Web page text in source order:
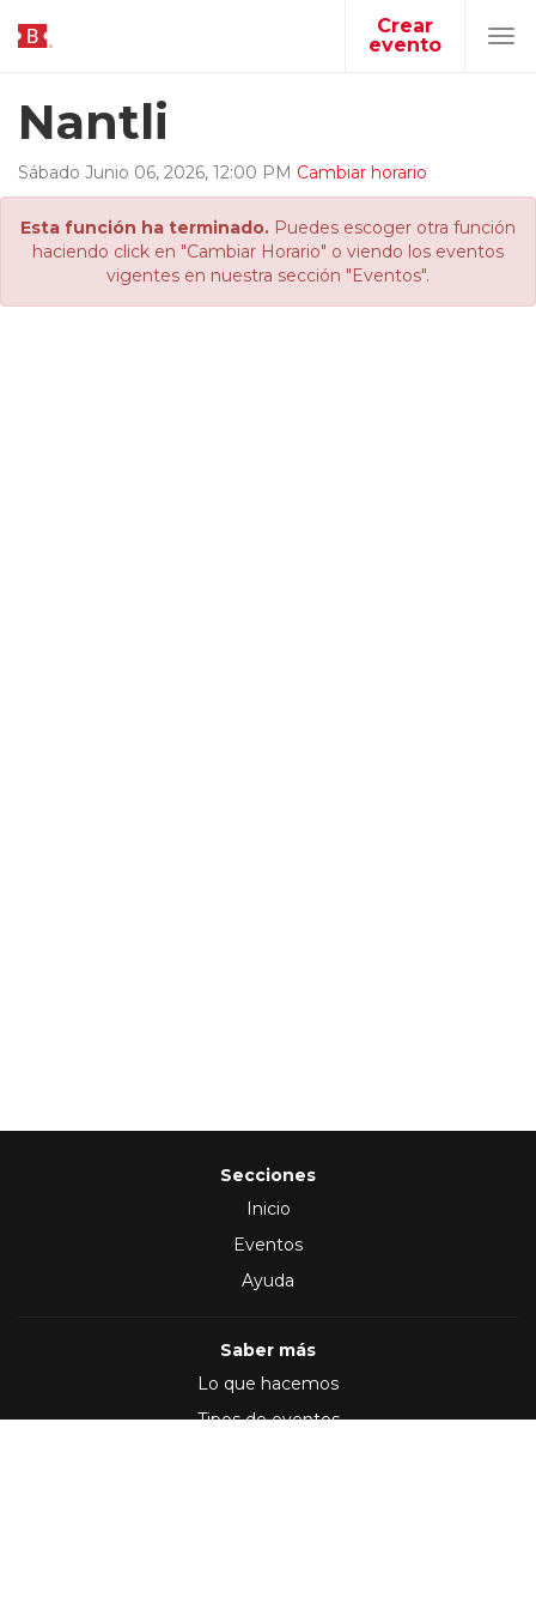
Crear
evento
Nantli
Sábado Junio 06, 2026, 12:00 PM Cambiar horario
Esta función ha terminado. Puedes escoger otra función
haciendo click en "Cambiar Horario" o viendo los eventos
vigentes en nuestra sección "Eventos".
Secciones
Inicio
Eventos
Ayuda
Saber más
Lo que hacemos
Tipos de eventos